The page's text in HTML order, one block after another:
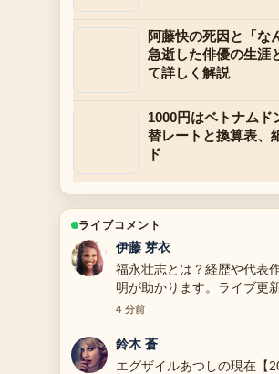
阿藤快の死因と「
急逝した俳優の生涯
て詳しく解説
1000円はベトナムド
替レートと換算表、
ド
ライブコメント
伊藤 芽衣
福永壮志とは？経歴や代表
明が助かります。ライブ更
4 分前
鈴木 蒼
エグザイルあつしの現在【